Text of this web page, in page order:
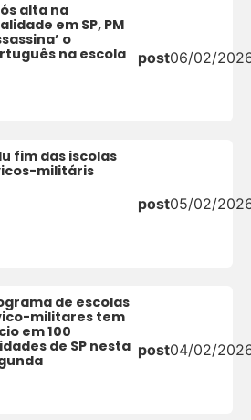
alta na
em SP, PM
o
na escola
post06/02/
fim das iscolas
militáris
post05/02/
de escolas
militares tem
em 100
de SP nesta post04/02/